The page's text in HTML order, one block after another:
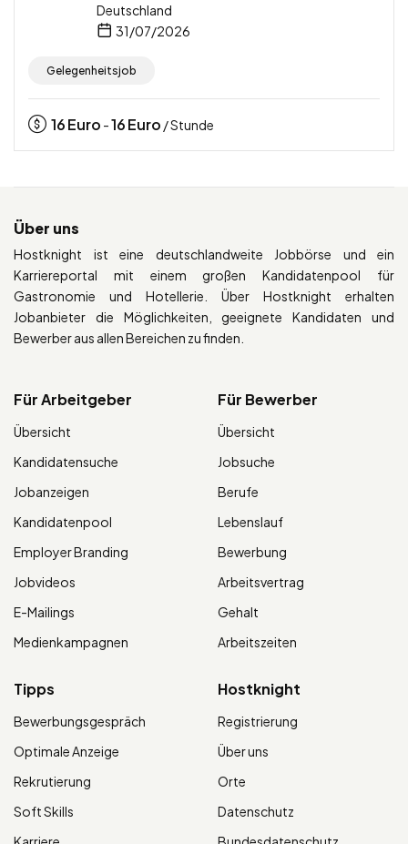
Deutschland
31/07/2026
Gelegenheitsjob
16Euro -16Euro / Stunde
Über uns
Hostknight ist eine deutschlandweite Jobbörse und ein
Karriereportal mit einem großen Kandidatenpool für
Gastronomie und Hotellerie. Über Hostknight erhalten
Jobanbieter die Möglichkeiten, geeignete Kandidaten und
Bewerber aus allen Bereichen zu finden.
Für Arbeitgeber
Übersicht
Kandidatensuche
Jobanzeigen
Kandidatenpool
Employer Branding
Jobvideos
E-Mailings
Medienkampagnen
Für Bewerber
Übersicht
Jobsuche
Berufe
Lebenslauf
Bewerbung
Arbeitsvertrag
Gehalt
Arbeitszeiten
Tipps
Bewerbungsgespräch
Optimale Anzeige
Rekrutierung
Soft Skills
Hostknight
Registrierung
Über uns
Orte
Datenschutz